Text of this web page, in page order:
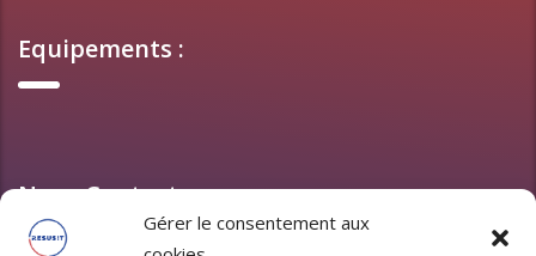
Gérer le consentement aux
Equipements :
Nous Contacter :